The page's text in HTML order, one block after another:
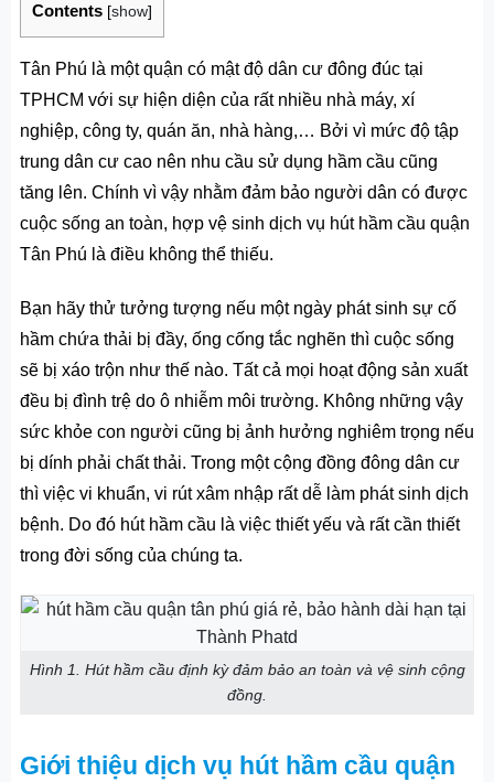
Contents [show]
Tân Phú là một quận có mật độ dân cư đông đúc tại
TPHCM với sự hiện diện của rất nhiều nhà máy, xí
nghiệp, công ty, quán ăn, nhà hàng,… Bởi vì mức độ tập
trung dân cư cao nên nhu cầu sử dụng hầm cầu cũng
tăng lên. Chính vì vậy nhằm đảm bảo người dân có được
cuộc sống an toàn, hợp vệ sinh dịch vụ hút hầm cầu quận
Tân Phú là điều không thể thiếu.
Bạn hãy thử tưởng tượng nếu một ngày phát sinh sự cố
hầm chứa thải bị đầy, ống cống tắc nghẽn thì cuộc sống
sẽ bị xáo trộn như thế nào. Tất cả mọi hoạt động sản xuất
đều bị đình trệ do ô nhiễm môi trường. Không những vậy
sức khỏe con người cũng bị ảnh hưởng nghiêm trọng nếu
bị dính phải chất thải. Trong một cộng đồng đông dân cư
thì việc vi khuẩn, vi rút xâm nhập rất dễ làm phát sinh dịch
bệnh. Do đó hút hầm cầu là việc thiết yếu và rất cần thiết
trong đời sống của chúng ta.
Hình 1. Hút hầm cầu định kỳ đảm bảo an toàn và vệ sinh cộng
đồng.
Giới thiệu dịch vụ hút hầm cầu quận